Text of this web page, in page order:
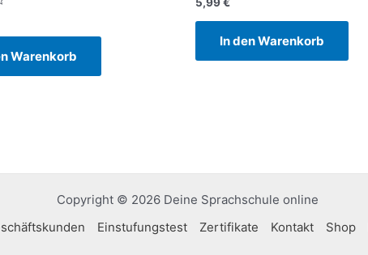
Warenkorb
mit
0
In den Warenkorb
Copyright © 2026 Deine Sprachschule online
Einstufungstest Zertifikate Kontakt Shop